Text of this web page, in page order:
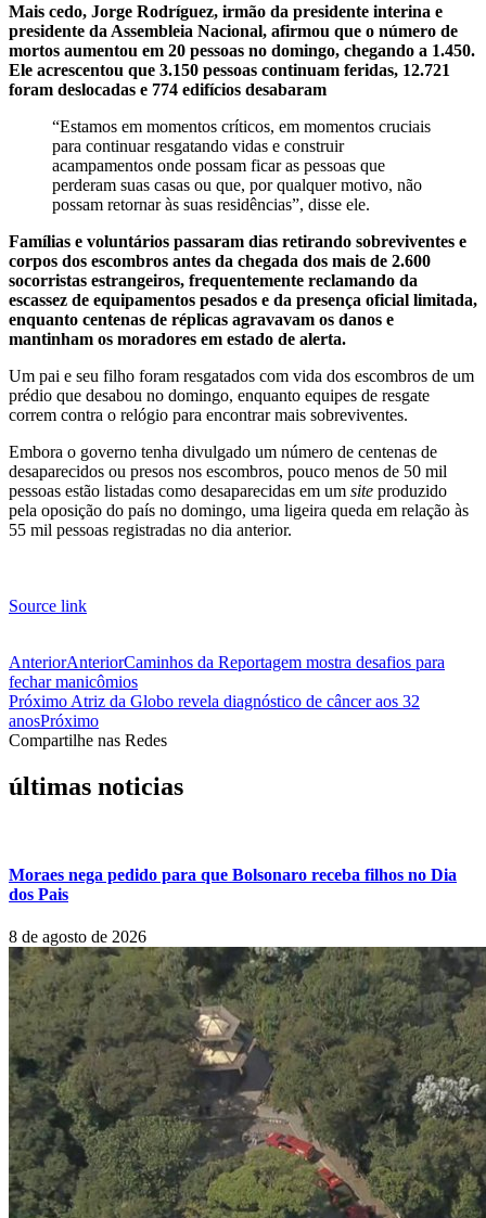
Mais cedo, Jorge Rodríguez, irmão da presidente interina e
presidente da Assembleia Nacional, afirmou que o número de
mortos aumentou em 20 pessoas no domingo, chegando a 1.450.
Ele acrescentou que 3.150 pessoas continuam feridas, 12.721
foram deslocadas e 774 edifícios desabaram
“Estamos em momentos críticos, em momentos cruciais
para continuar resgatando vidas e construir
acampamentos onde possam ficar as pessoas que
perderam suas casas ou que, por qualquer motivo, não
possam retornar às suas residências”, disse ele.
Famílias e voluntários passaram dias retirando sobreviventes e
corpos dos escombros antes da chegada dos mais de 2.600
socorristas estrangeiros, frequentemente reclamando da
escassez de equipamentos pesados e da presença oficial limitada,
enquanto centenas de réplicas agravavam os danos e
mantinham os moradores em estado de alerta.
Um pai e seu filho foram resgatados com vida dos escombros de um
prédio que desabou no domingo, enquanto equipes de resgate
correm contra o relógio para encontrar mais sobreviventes.
Embora o governo tenha divulgado um número de centenas de
desaparecidos ou presos nos escombros, pouco menos de 50 mil
pessoas estão listadas como desaparecidas em um site produzido
pela oposição do país no domingo, uma ligeira queda em relação às
55 mil pessoas registradas no dia anterior.
Source link
AnteriorAnteriorCaminhos da Reportagem mostra desafios para
fechar manicômios
Próximo Atriz da Globo revela diagnóstico de câncer aos 32
anosPróximo
Compartilhe nas Redes
últimas noticias
Moraes nega pedido para que Bolsonaro receba filhos no Dia
dos Pais
8 de agosto de 2026